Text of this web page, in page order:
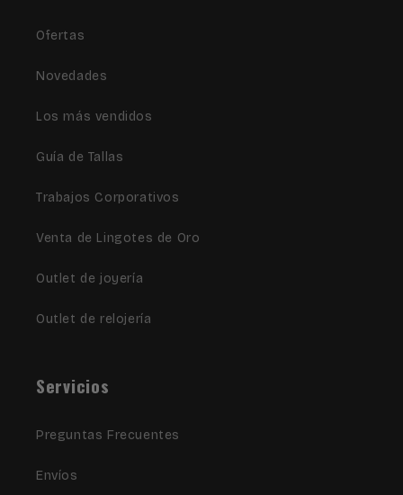
Ofertas
Novedades
Los más vendidos
Guía de Tallas
Trabajos Corporativos
Venta de Lingotes de Oro
Outlet de joyería
Outlet de relojería
Servicios
Preguntas Frecuentes
Envíos